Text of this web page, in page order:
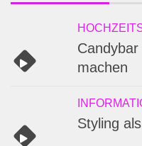
machen
Styling